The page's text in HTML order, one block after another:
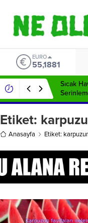
EURO
55,1881
Sıcak
Etiket:
Anasayfa Etiket: